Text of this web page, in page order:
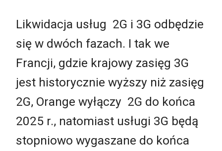
Likwidacja usług 2G i 3G odbędzie
się w dwóch fazach. I tak we
Francji, gdzie krajowy zasięg 3G
jest historycznie wyższy niż zasięg
2G, Orange wyłączy 2G do końca
2025 r., natomiast usługi 3G będą
stopniowo wygaszane do końca